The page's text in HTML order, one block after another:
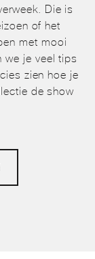
Die is
of het
met mooi
we je veel tips
zien hoe je
de show